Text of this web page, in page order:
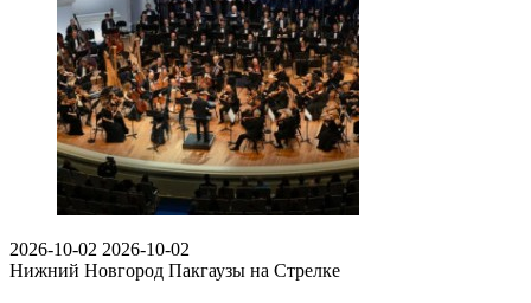
2026-10-02 2026-10-02
Нижний Новгород Пакгаузы на Стрелке